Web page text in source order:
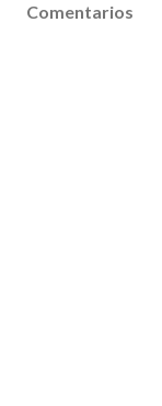
Comentarios